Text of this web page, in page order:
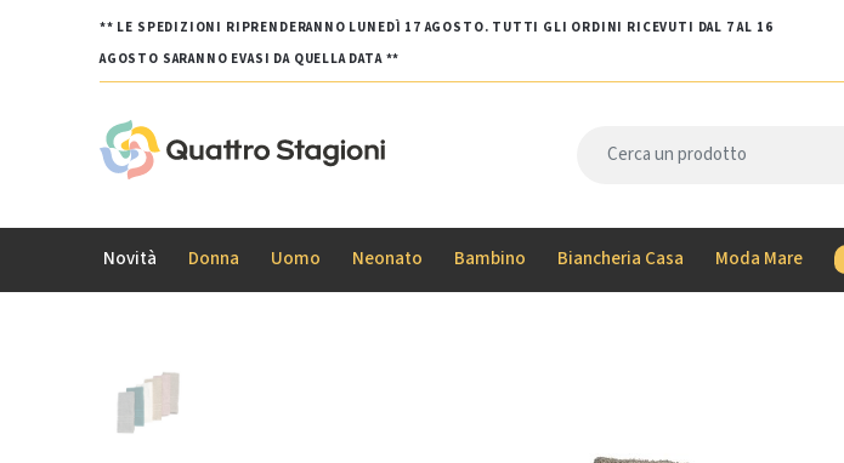
** LE SPEDIZIONI RIPRENDERANNO LUNEDÌ 17 AGOSTO. TUTTI GLI ORDINI RICEVUTI DAL 7 AL 16
AGOSTO SARANNO EVASI DA QUELLA DATA **
Novità Donna Uomo Neonato Bambino Biancheria Casa Moda Mare